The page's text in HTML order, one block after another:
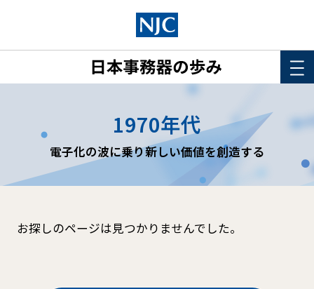
このサイトについて
年表
詳細検索
1970年代
電子化の波に乗り新しい価値を創造する
お探しのページは見つかりませんでした。